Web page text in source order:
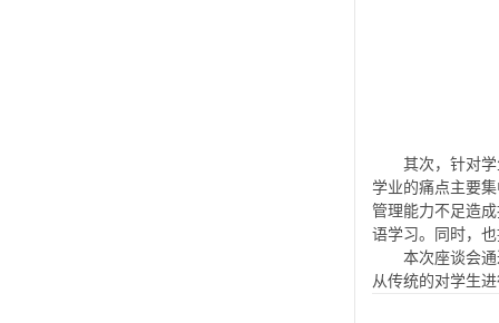
其次，针对
学业的痛点主要
管理能力不足造
语学习。同时，
本次座谈会
从传统的对学生